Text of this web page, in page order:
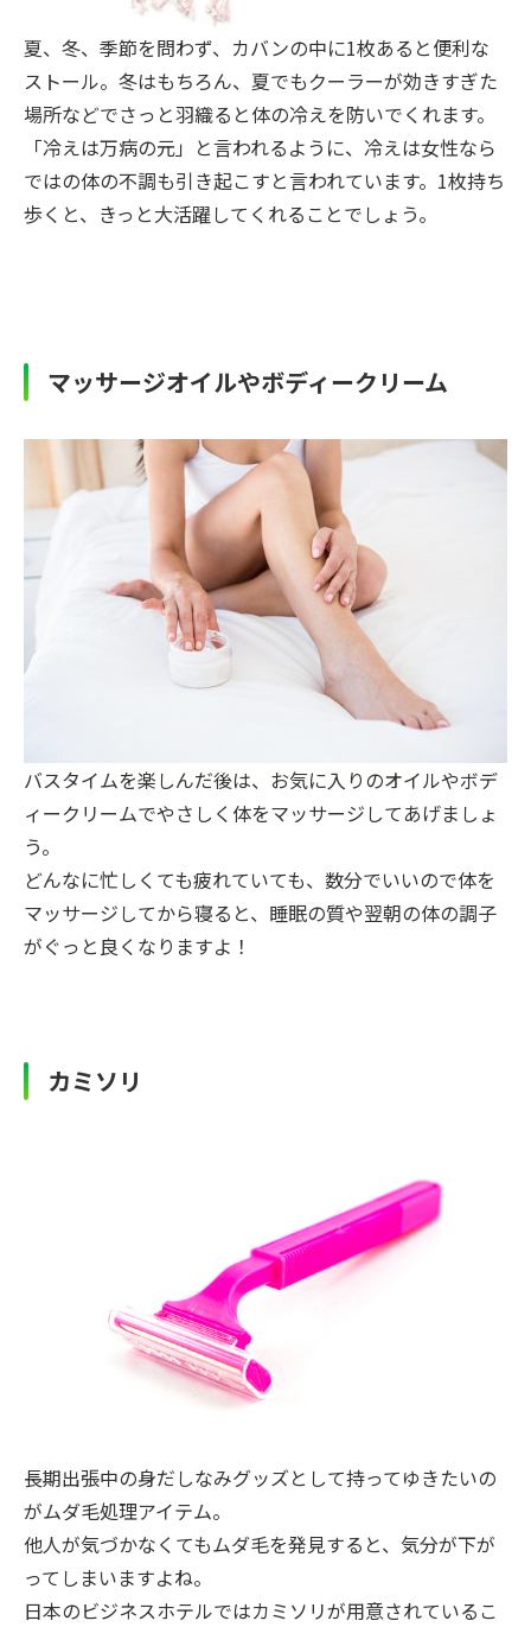
夏、冬、季節を問わず、カバンの中に1枚あると便利な
ストール。冬はもちろん、夏でもクーラーが効きすぎた
場所などでさっと羽織ると体の冷えを防いでくれます。
「冷えは万病の元」と言われるように、冷えは女性なら
ではの体の不調も引き起こすと言われています。1枚持ち
歩くと、きっと大活躍してくれることでしょう。
マッサージオイルやボディークリーム
バスタイムを楽しんだ後は、お気に入りのオイルやボデ
ィークリームでやさしく体をマッサージしてあげましょ
う。
どんなに忙しくても疲れていても、数分でいいので体を
マッサージしてから寝ると、睡眠の質や翌朝の体の調子
がぐっと良くなりますよ！
カミソリ
長期出張中の身だしなみグッズとして持ってゆきたいの
がムダ毛処理アイテム。
他人が気づかなくてもムダ毛を発見すると、気分が下が
ってしまいますよね。
日本のビジネスホテルではカミソリが用意されているこ